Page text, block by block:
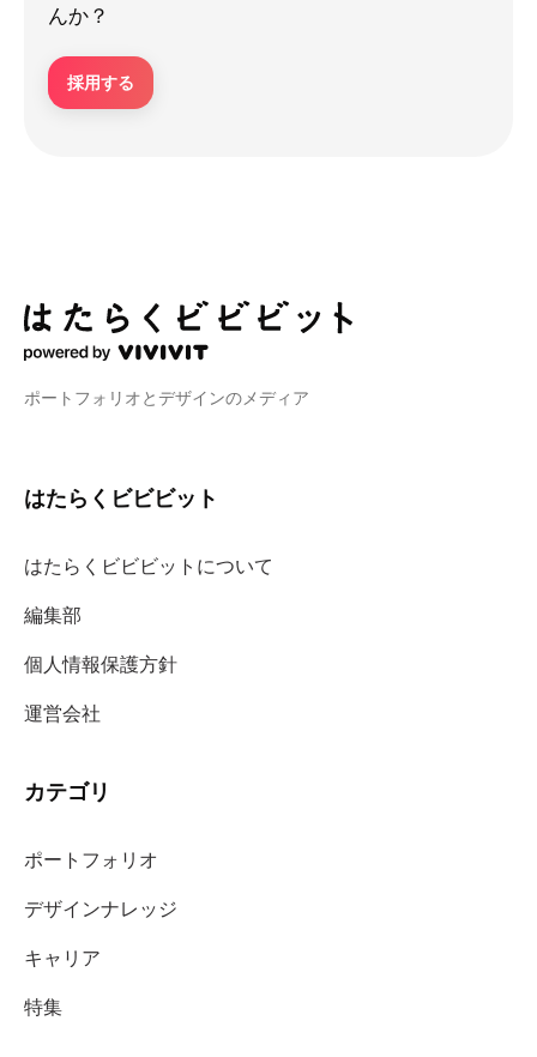
んか？
採用する
ポートフォリオとデザインのメディア
はたらくビビビット
はたらくビビビットについて
編集部
個人情報保護方針
運営会社
カテゴリ
ポートフォリオ
デザインナレッジ
キャリア
特集